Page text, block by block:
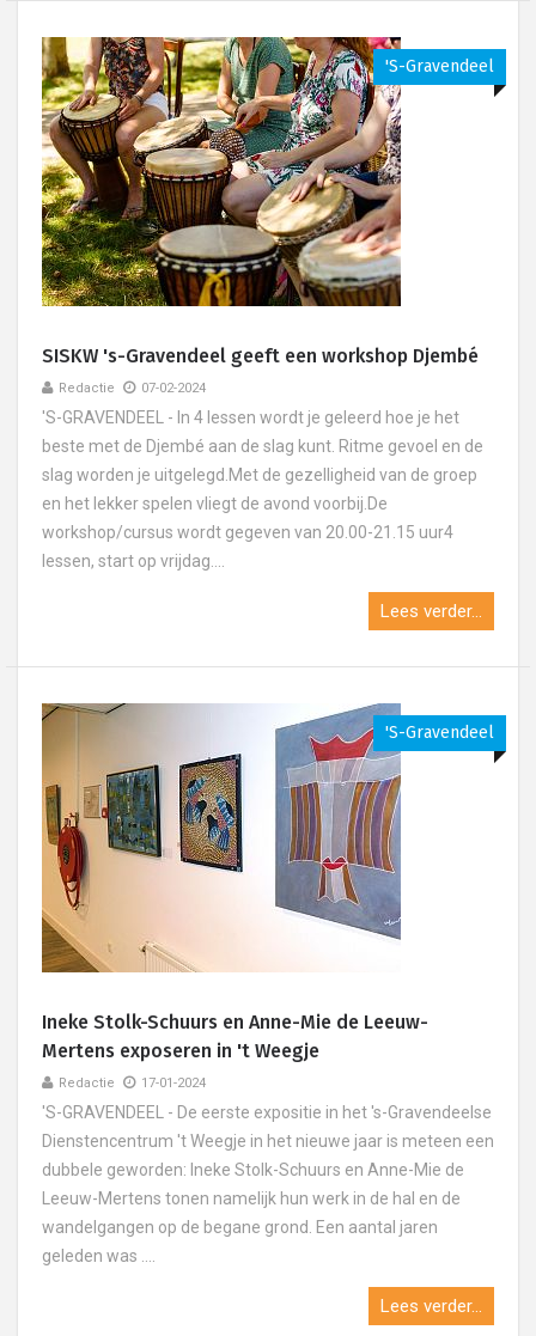
's-Gravendeel
SISKW 's-Gravendeel geeft een workshop Djembé
Redactie 07-02-2024
'S-GRAVENDEEL - In 4 lessen wordt je geleerd hoe je het
beste met de Djembé aan de slag kunt. Ritme gevoel en de
slag worden je uitgelegd.Met de gezelligheid van de groep
en het lekker spelen vliegt de avond voorbij.De
workshop/cursus wordt gegeven van 20.00-21.15 uur4
lessen, start op vrijdag....
Lees verder...
's-Gravendeel
Ineke Stolk-Schuurs en Anne-Mie de Leeuw-
Mertens exposeren in 't Weegje
Redactie 17-01-2024
'S-GRAVENDEEL - De eerste expositie in het 's-Gravendeelse
Dienstencentrum 't Weegje in het nieuwe jaar is meteen een
dubbele geworden: Ineke Stolk-Schuurs en Anne-Mie de
Leeuw-Mertens tonen namelijk hun werk in de hal en de
wandelgangen op de begane grond. Een aantal jaren
geleden was ....
Lees verder...